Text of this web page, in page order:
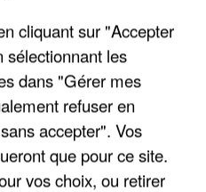
cliquant sur "Accepter
sélectionnant les
dans "Gérer mes
refuser en
accepter". Vos
que pour ce site.
vos choix, ou retirer